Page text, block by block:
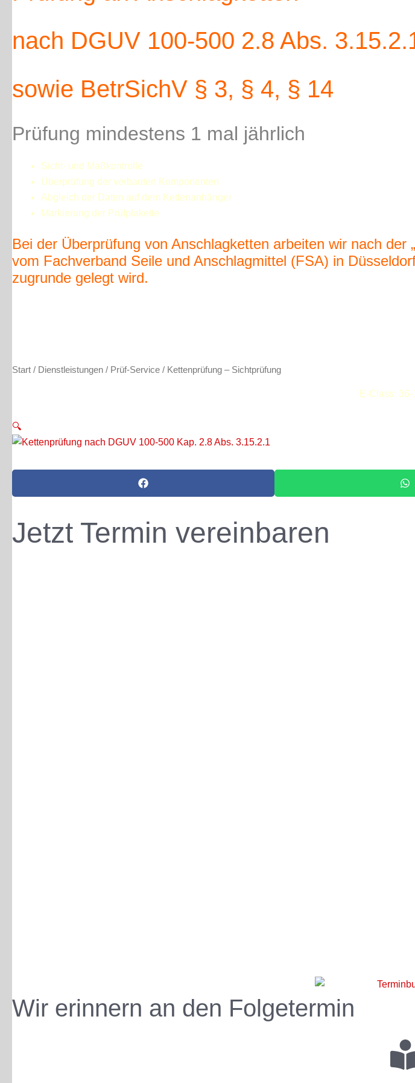
nach DGUV 100-500 2.8 Abs.
sowie BetrSichV § 3, § 4, § 14
Prüfung mindestens 1 mal jährlich
Sicht- und Maßkontrolle
Überprüfung der verbauten Komponenten
Abgleich der Daten auf dem Kettenanhänger
Markierung der Prüfplakette
Bei der Überprüfung von Anschlagketten arbeiten wir nach
vom Fachverband Seile und Anschlagmittel (FSA) in
zugrunde gelegt wird.
Start / Dienstleistungen / Prüf-Service / Kettenprüfung – Sichtprüfung
E-Class:
🔍
Jetzt Termin vereinbaren
Wir erinnern an den Folgetermin